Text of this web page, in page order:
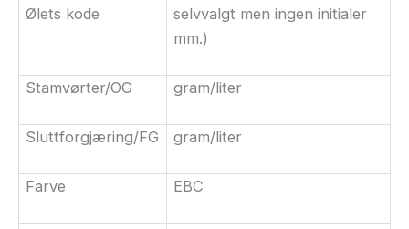
Ølets kode
selvvalgt men ingen initialer
mm.)
Stamvørter/OG gram/liter
Sluttforgjæring/FG gram/liter
Farve EBC